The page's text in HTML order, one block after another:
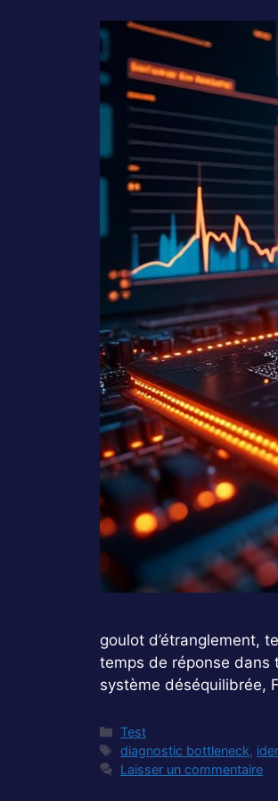
goulot d’étranglement,
temps de réponse dans
système déséquilibrée,
Catégories
Test
Étiquettes
diagnostic bottleneck,
Laisser un commentaire